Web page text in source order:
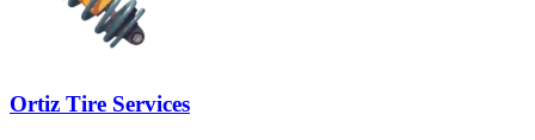
Ortiz Tire Services